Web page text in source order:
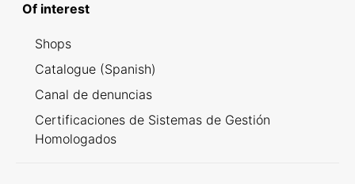
Of interest
Shops
Catalogue (Spanish)
Canal de denuncias
Certificaciones de Sistemas de Gestión
Homologados